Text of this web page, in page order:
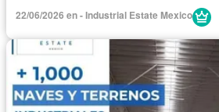
22/06/2026 en - Industrial Estate Mexico